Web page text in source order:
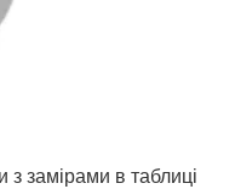
з замірами в таблиці